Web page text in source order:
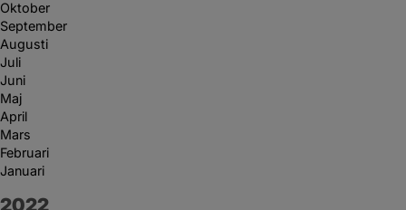
Oktober
September
Augusti
Juli
Juni
Maj
April
Mars
Februari
Januari
År:
2022